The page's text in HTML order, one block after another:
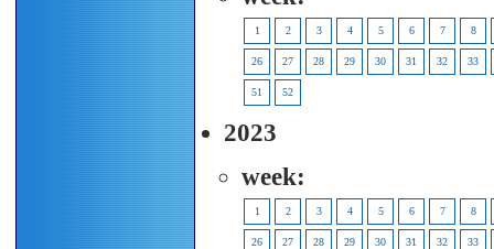
1 2 3 4 5 6 7 8
26 27 28 29 30 31 32 33
51 52
2023
week:
1 2 3 4 5 6 7 8
26 27 28 29 30 31 32 33